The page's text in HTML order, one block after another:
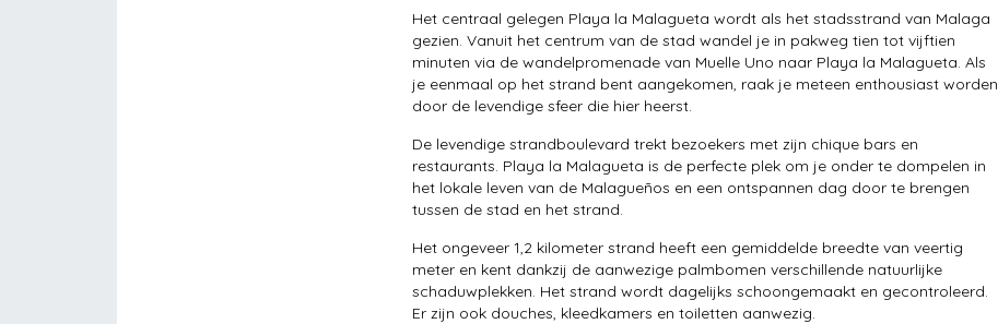
Het centraal gelegen Playa la Malagueta wordt als het stadsstrand van Malaga
gezien. Vanuit het centrum van de stad wandel je in pakweg tien tot vijftien
minuten via de wandelpromenade van Muelle Uno naar Playa la Malagueta. Als
je eenmaal op het strand bent aangekomen, raak je meteen enthousiast worden
door de levendige sfeer die hier heerst.
De levendige strandboulevard trekt bezoekers met zijn chique bars en
restaurants. Playa la Malagueta is de perfecte plek om je onder te dompelen in
het lokale leven van de Malagueños en een ontspannen dag door te brengen
tussen de stad en het strand.
Het ongeveer 1,2 kilometer strand heeft een gemiddelde breedte van veertig
meter en kent dankzij de aanwezige palmbomen verschillende natuurlijke
schaduwplekken. Het strand wordt dagelijks schoongemaakt en gecontroleerd.
Er zijn ook douches, kleedkamers en toiletten aanwezig.